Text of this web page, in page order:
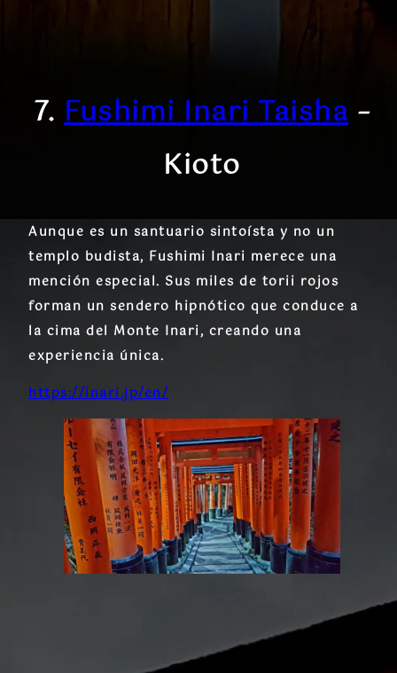
7.Fushimi Inari Taisha–
Kioto
Aunque es un santuario sintoísta y no un
templo budista, Fushimi Inari merece una
mención especial. Sus miles de torii rojos
forman un sendero hipnótico que conduce a
la cima del Monte Inari, creando una
experiencia única.
https://inari.jp/en/